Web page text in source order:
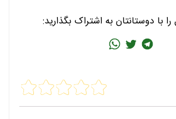
با دوستانتان به اشتراک بگذارید: